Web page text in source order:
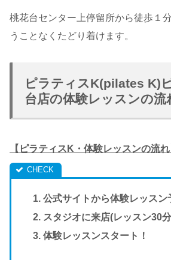
桃花台センター上停留所から徒歩１
うことなくたどり着けます。
ピラティスK(pilates K)
台店の体験レッスンの流
【ピラティスK・体験レッスンの流れ
公式サイトから体験レッスン
スタジオに来店(レッスン30
体験レッスンスタート！